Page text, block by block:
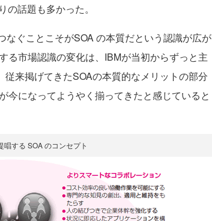
話題も多かった。
ぐことこそがSOA の本質だという認識が広が
る市場認識の変化は、IBMが当初からずっと主
来掲げてきたSOAの本質的なメリットの部分
今になってようやく揃ってきたと感じていると
唱する SOA のコンセプト